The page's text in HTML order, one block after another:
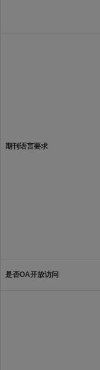
期刊语言要求
是否OA开放访问